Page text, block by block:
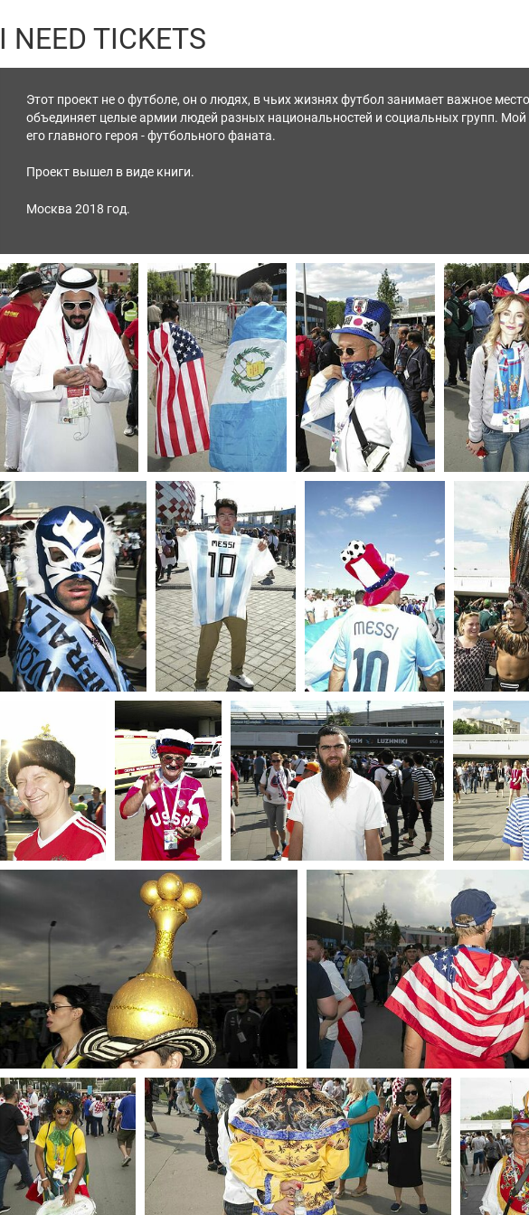
I NEED TICKETS
Этот проект не о футболе, он о людях, в чьих жизнях футбол занимает важное
объединяет целые армии людей разных национальностей и социальных групп.
его главного героя - футбольного фаната.
Проект вышел в виде книги.
Москва 2018 год.